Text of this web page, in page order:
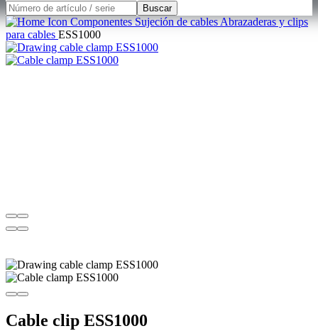
Buscar
ComponentesSujeción de cablesAbrazaderas y clips
para cables ESS1000
Cable clip ESS1000